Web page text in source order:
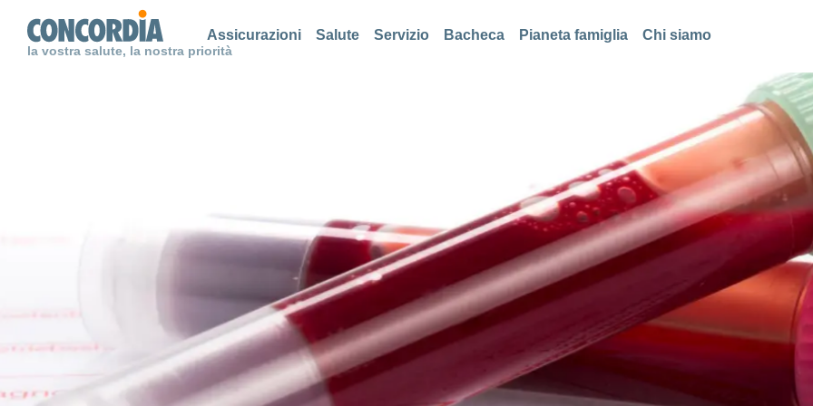
la vostra salute, la nostra priorità
Assicurazioni Salute Servizio Bacheca Pianeta famiglia Chi siamo
Cerca
Cerca
Cerca